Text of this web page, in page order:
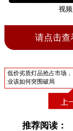
视
请点击查
低价劣质灯品抢占市场
业该如何突围破局
推荐阅读：